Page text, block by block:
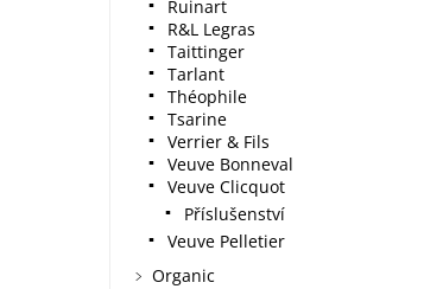
Ruinart
R&L Legras
Taittinger
Tarlant
Théophile
Tsarine
Verrier & Fils
Veuve Bonneval
Veuve Clicquot
Příslušenství
Veuve Pelletier
Organic